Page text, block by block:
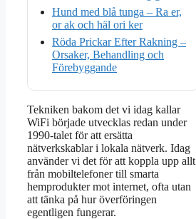
Hund med blå tunga – Ra er,
or ak och häl ori ker
Röda Prickar Efter Rakning –
Orsaker, Behandling och
Förebyggande
Tekniken bakom det vi idag kallar
WiFi började utvecklas redan under
1990-talet för att ersätta
nätverkskablar i lokala nätverk. Idag
använder vi det för att koppla upp allt
från mobiltelefoner till smarta
hemprodukter mot internet, ofta utan
att tänka på hur överföringen
egentligen fungerar.